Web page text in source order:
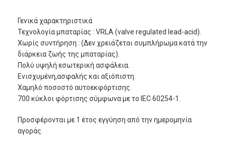
Γενικά χαρακτηριστικά
Τεχνολογία μπαταρίας : VRLA (valve regulated lead-acid).
Χωρίς συντήρηση : (Δεν χρειάζεται συμπλήρωμα κατά την
διάρκεια ζωής της μπαταρίας).
Πολύ υψηλή εσωτερική ασφάλεια.
Ενισχυμένη,ασφαλής και αξιόπιστη.
Χαμηλό ποσοστό αυτοεκφόρτισης.
700 κύκλοι φόρτισης σύμφωνα με το IEC 60254-1.
Προσφέρονται με 1 έτος εγγύηση από την ημερομηνία
αγοράς.